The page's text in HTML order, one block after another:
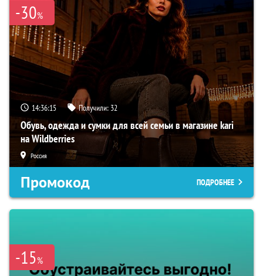
-30%
14:36:15 Получили: 32
Обувь, одежда и сумки для всей семьи в магазине kari
на Wildberries
Россия
Промокод ПОДРОБНЕЕ
-15%